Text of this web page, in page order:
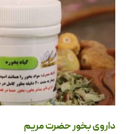
داروی بخور حضرت مریم